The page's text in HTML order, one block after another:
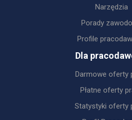
Narzędzia
Porady
Profile
Dla
Darmowe oferty
Płatne oferty
Statystyki oferty